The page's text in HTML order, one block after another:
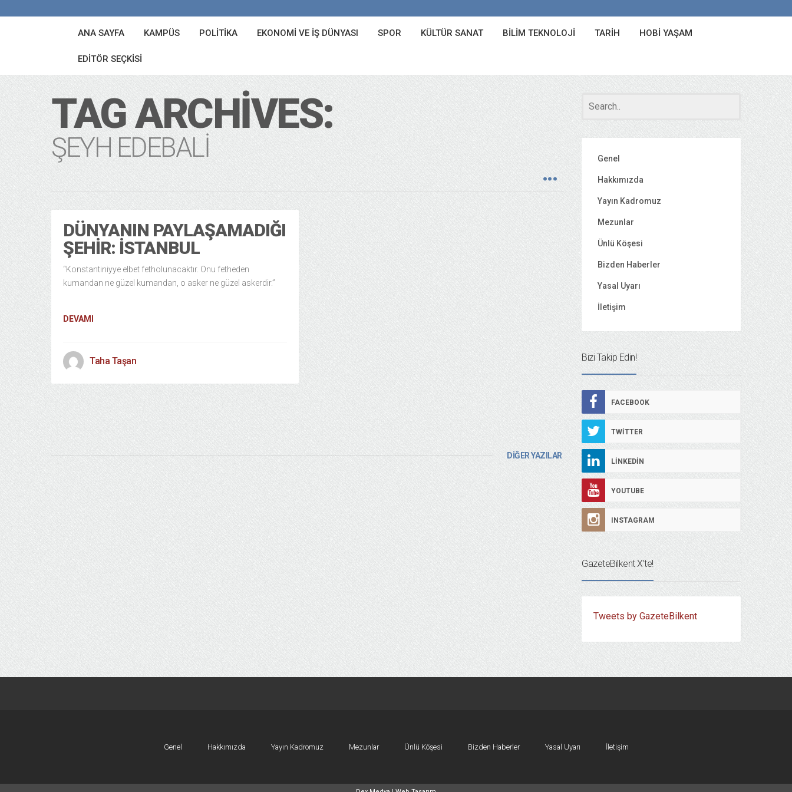
ANA SAYFA KAMPÜS POLITIKA EKONOMI VE İŞ DÜNYASI SPOR KÜLTÜR SANAT BILIM TEKNOLOJI TARIH HOBI YAŞAM
EDITÖR SEÇKISI
TAG ARCHIVES:
ŞEYH EDEBALI
DÜNYANIN PAYLAŞAMADIĞI
ŞEHIR: İSTANBUL
“Konstantiniyye elbet fetholunacaktır. Onu fetheden
kumandan ne güzel kumandan, o asker ne güzel askerdir.”
DEVAMI
Taha Taşan
DİĞER YAZILAR
Genel
Hakkımızda
Yayın Kadromuz
Mezunlar
Ünlü Köşesi
Bizden Haberler
Yasal Uyarı
İletişim
Bizi Takip Edin!
FACEBOOK
TWITTER
LINKEDIN
YOUTUBE
INSTAGRAM
GazeteBilkent X’te!
Tweets by GazeteBilkent
Genel Hakkımızda Yayın Kadromuz Mezunlar Ünlü Köşesi Bizden Haberler Yasal Uyarı İletişim